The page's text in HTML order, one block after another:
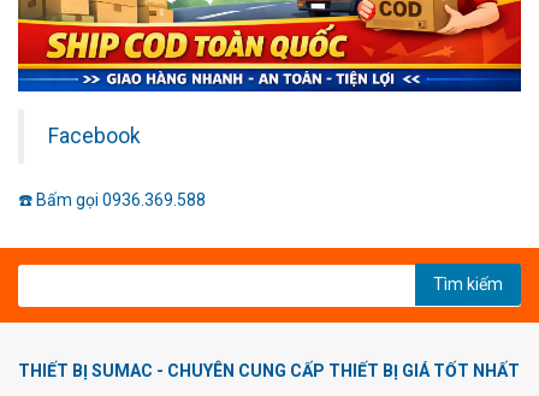
Facebook
☎️ Bấm gọi 0936.369.588
Tìm kiếm
THIẾT BỊ SUMAC - CHUYÊN CUNG CẤP THIẾT BỊ GIÁ TỐT NHẤT